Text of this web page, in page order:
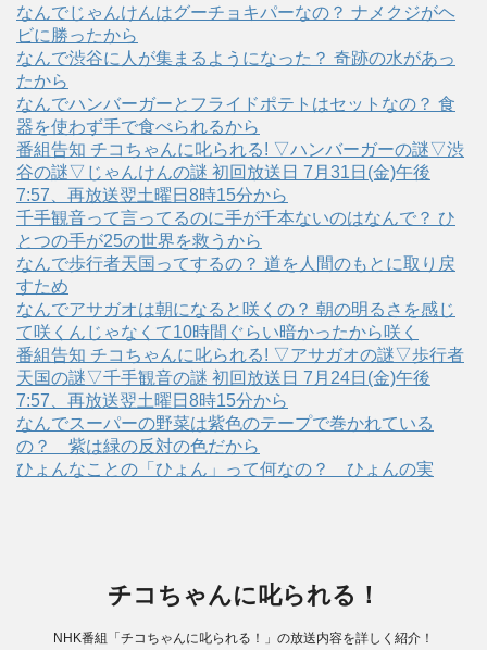
なんでじゃんけんはグーチョキパーなの？ ナメクジがヘ
ビに勝ったから
なんで渋谷に人が集まるようになった？ 奇跡の水があっ
たから
なんでハンバーガーとフライドポテトはセットなの？ 食
器を使わず手で食べられるから
番組告知 チコちゃんに叱られる! ▽ハンバーガーの謎▽渋
谷の謎▽じゃんけんの謎 初回放送日 7月31日(金)午後
7:57、再放送翌土曜日8時15分から
千手観音って言ってるのに手が千本ないのはなんで？ ひ
とつの手が25の世界を救うから
なんで歩行者天国ってするの？ 道を人間のもとに取り戻
すため
なんでアサガオは朝になると咲くの？ 朝の明るさを感じ
て咲くんじゃなくて10時間ぐらい暗かったから咲く
番組告知 チコちゃんに叱られる! ▽アサガオの謎▽歩行者
天国の謎▽千手観音の謎 初回放送日 7月24日(金)午後
7:57、再放送翌土曜日8時15分から
なんでスーパーの野菜は紫色のテープで巻かれている
の？ 紫は緑の反対の色だから
ひょんなことの「ひょん」って何なの？ ひょんの実
チコちゃんに叱られる！
NHK番組「チコちゃんに叱られる！」の放送内容を詳しく紹介！